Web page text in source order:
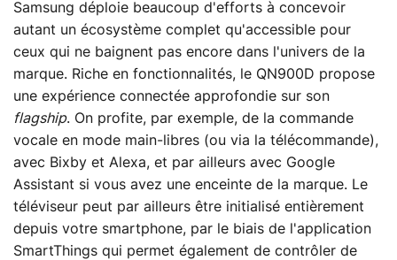
Samsung déploie beaucoup d'efforts à concevoir
autant un écosystème complet qu'accessible pour
ceux qui ne baignent pas encore dans l'univers de la
marque. Riche en fonctionnalités, le QN900D propose
une expérience connectée approfondie sur son
flagship. On profite, par exemple, de la commande
vocale en mode main-libres (ou via la télécommande),
avec Bixby et Alexa, et par ailleurs avec Google
Assistant si vous avez une enceinte de la marque. Le
téléviseur peut par ailleurs être initialisé entièrement
depuis votre smartphone, par le biais de l'application
SmartThings qui permet également de contrôler de